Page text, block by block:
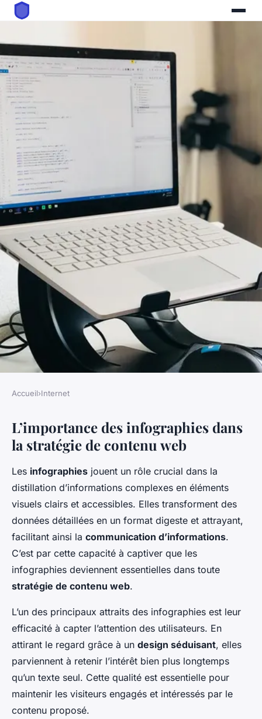
L'importance des infographies
dans la stratégie de contenu
web
Guillaume 17 mars 2025 6 min de lecture
Accueil›Internet
L’importance des infographies dans
la stratégie de contenu web
Les infographies jouent un rôle crucial dans la
distillation d’informations complexes en éléments
visuels clairs et accessibles. Elles transforment des
données détaillées en un format digeste et attrayant,
facilitant ainsi la communication d’informations.
C’est par cette capacité à captiver que les
infographies deviennent essentielles dans toute
stratégie de contenu web.
L’un des principaux attraits des infographies est leur
efficacité à capter l’attention des utilisateurs. En
attirant le regard grâce à un design séduisant, elles
parviennent à retenir l’intérêt bien plus longtemps
qu’un texte seul. Cette qualité est essentielle pour
maintenir les visiteurs engagés et intéressés par le
contenu proposé.